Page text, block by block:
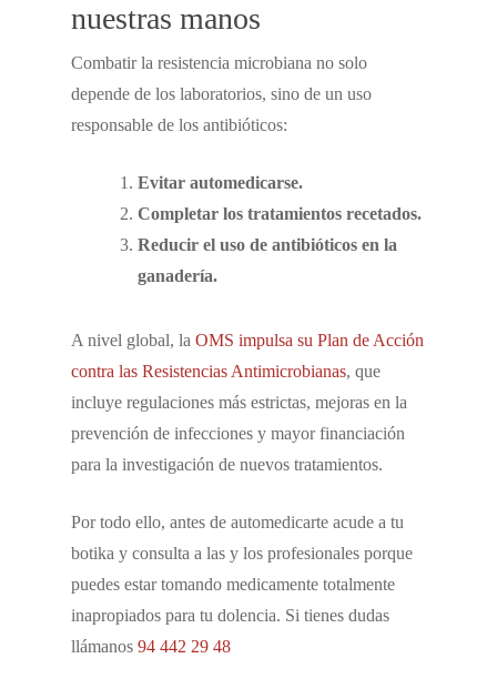
nuestras manos
Combatir la resistencia microbiana no solo
depende de los laboratorios, sino de un uso
responsable de los antibióticos:
Evitar automedicarse.
Completar los tratamientos recetados.
Reducir el uso de antibióticos en la
ganadería.
A nivel global, laOMS impulsa su Plan de Acción
contra las Resistencias Antimicrobianas, que
incluye regulaciones más estrictas, mejoras en la
prevención de infecciones y mayor financiación
para la investigación de nuevos tratamientos.
Por todo ello, antes de automedicarte acude a tu
botika y consulta a las y los profesionales porque
puedes estar tomando medicamente totalmente
inapropiados para tu dolencia. Si tienes dudas
llámanos94 442 29 48